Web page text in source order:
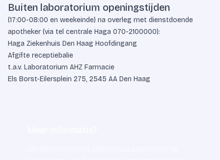
Buiten laboratorium openingstijden
(17:00-08:00 en weekeinde) na overleg met dienstdoende
apotheker (via tel centrale Haga 070-2100000):
Haga Ziekenhuis Den Haag Hoofdingang
Afgifte receptiebalie
t.a.v. Laboratorium AHZ Farmacie
Els Borst-Eilersplein 275, 2545 AA Den Haag